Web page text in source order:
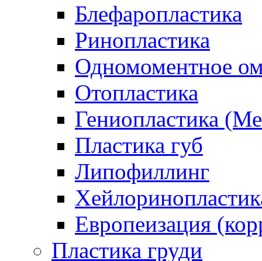
Блефаропластика
Ринопластика
Одномоментное
Отопластика
Гениопластика
Пластика губ
Липофиллинг
Европеизация
Пластика груди